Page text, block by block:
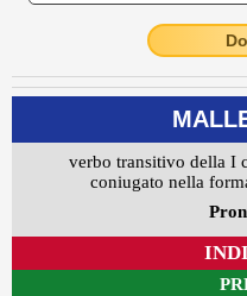
verbo transitivo della I
coniugato nella